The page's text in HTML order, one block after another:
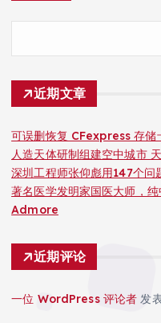
近期文章
可误删恢复 CFexpress 存储
人造天体研制组建空中城市
深圳工程师张仰彪用147个问
著名医学发明家国医大师，
Admore
近期评论
一位 WordPress 评论者 发